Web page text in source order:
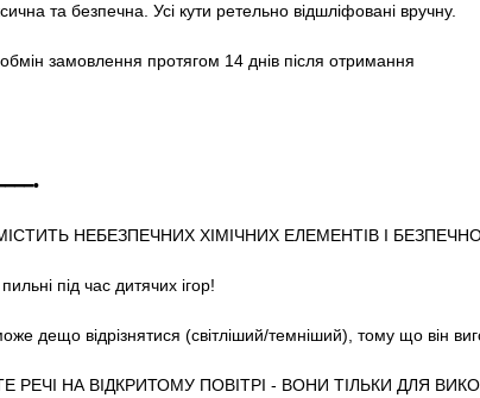
та безпечна. Усі кути ретельно відшліфовані вручну.
замовлення протягом 14 днів після отримання
НЕБЕЗПЕЧНИХ ХІМІЧНИХ ЕЛЕМЕНТІВ І
під час дитячих ігор!
дещо відрізнятися (світліший/темніший), тому що він
НА ВІДКРИТОМУ ПОВІТРІ - ВОНИ ТІЛЬКИ ДЛЯ